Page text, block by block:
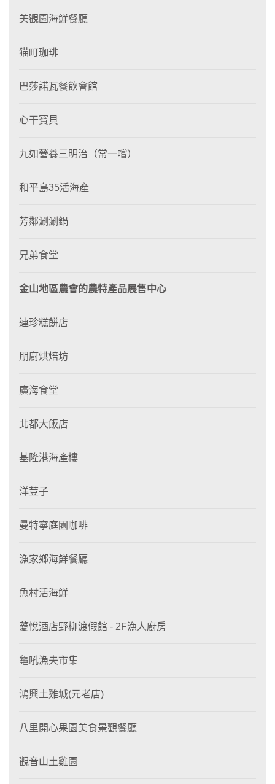
美觀園海鮮餐廳
猫町珈琲
巴莎諾瓦餐飲會館
心干寶貝
九如營養三明治（常一嚐）
和平島35活海產
芳鄰涮涮鍋
兄弟食堂
金山地區農會的農特產品展售中心
連珍糕餅店
朋廚烘焙坊
廣海食堂
北都大飯店
基隆港海產樓
洋荳子
曼特寧庭園咖啡
漁家鄉海鮮餐廳
魚村活海鮮
薆悅酒店野柳渡假館 - 2F漁人廚房
龜吼漁夫市集
鴻興土雞城(元老店)
八里開心果園美食景觀餐廳
觀音山土雞園